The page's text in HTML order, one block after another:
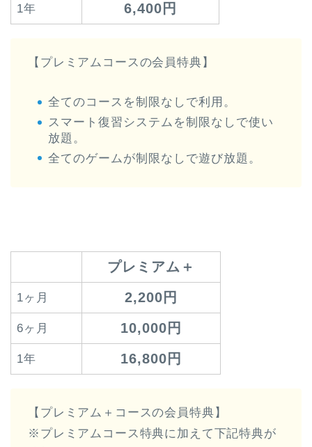
1年 6,400円
【プレミアムコースの会員特典】
全てのコースを制限なしで利用。
スマート復習システムを制限なしで使い
放題。
全てのゲームが制限なしで遊び放題。
プレミアム＋
1ヶ月 2,200円
6ヶ月 10,000円
1年 16,800円
【プレミアム＋コースの会員特典】
※プレミアムコース特典に加えて下記特典が